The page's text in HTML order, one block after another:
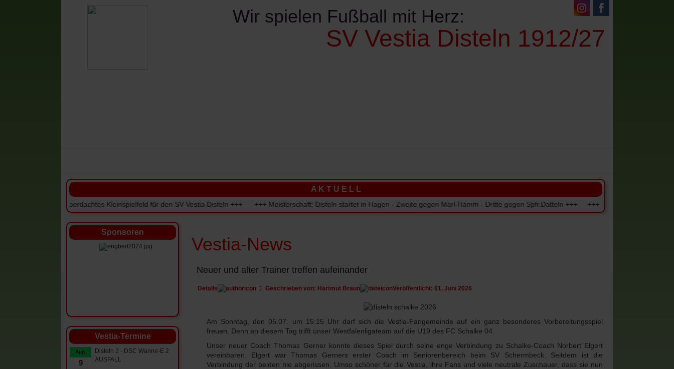
SV Vestia Disteln 1912/27
Wir spielen Fußball mit Herz:
A K T U E L L
+++ Überdachtes Kleinspielfeld für den SV Vestia Disteln +++ +++ Meisterschaft: Disteln startet in Hagen - Zweite gegen Marl-Hamm - Dritte gegen Spfr.Datteln +++ +++ Einzugstermine der Beiträge für
Sponsoren
Vestia-Termine
9
Aug.
Disteln 3 - DSC Wanne-E 2
AUSFALL
Vestia-News
Neuer und alter Trainer treffen aufeinander
Details Geschrieben von: Hartmut Braun Veröffentlicht: 01. Juni 2026
Am Sonntag, den 05.07. um 15:15 Uhr darf sich die Vestia-Fangemeinde auf ein ganz besonderes Vorbereitungsspiel
freuen. Denn an diesem Tag trifft unser Westfalenligateam auf die U19 des FC Schalke 04.
Unser neuer Coach Thomas Gerner konnte dieses Spiel durch seine enge Verbindung zu Schalke-Coach Norbert Elgert
vereinbaren. Elgert war Thomas Gerners erster Coach im Seniorenbereich beim SV Schermbeck. Seitdem ist die
Verbindung der beiden nie abgerissen. Umso schöner für die Vestia, ihre Fans und viele neutrale Zuschauer, dass sie nun